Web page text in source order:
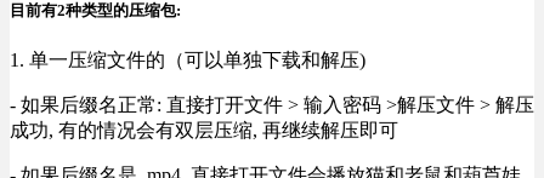
目前有2种类型的压缩包:
1. 单一压缩文件的（可以单独下载和解压)
- 如果后缀名正常: 直接打开文件 > 输入密码 >解压文件 > 解压
成功, 有的情况会有双层压缩, 再继续解压即可